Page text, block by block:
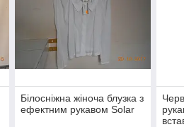
Білосніжна жіноча блузка з
ефектним рукавом Solar